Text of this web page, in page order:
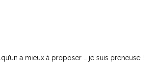
a mieux à proposer … je suis preneuse !